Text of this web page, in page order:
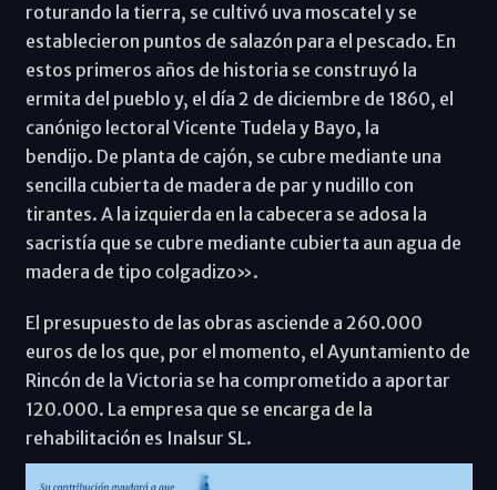
roturando la tierra, se cultivó uva moscatel y se
establecieron puntos de salazón para el pescado. En
estos primeros años de historia se construyó la
ermita del pueblo y, el día 2 de diciembre de 1860, el
canónigo lectoral Vicente Tudela y Bayo, la
bendijo. De planta de cajón, se cubre mediante una
sencilla cubierta de madera de par y nudillo con
tirantes. A la izquierda en la cabecera se adosa la
sacristía que se cubre mediante cubierta aun agua de
madera de tipo colgadizo».
El presupuesto de las obras asciende a 260.000
euros de los que, por el momento, el Ayuntamiento de
Rincón de la Victoria se ha comprometido a aportar
120.000. La empresa que se encarga de la
rehabilitación es Inalsur SL.